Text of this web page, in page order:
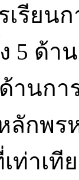
เรียน
5 ด้า
นกา
ลักพร
าเที